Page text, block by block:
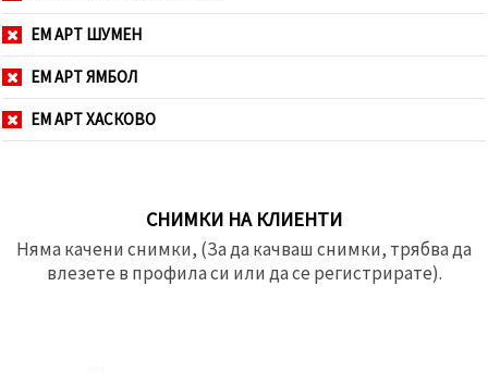
ЕМ АРТ ШУМЕН
ЕМ АРТ ЯМБОЛ
ЕМ АРТ ХАСКОВО
СНИМКИ НА КЛИЕНТИ
Няма качени снимки, (За да качваш снимки, трябва да
влезете в профила си или да се регистрирате).